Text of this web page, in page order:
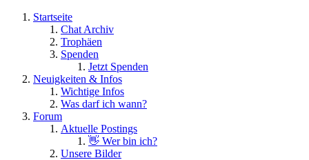
Startseite
Chat Archiv
Trophäen
Spenden
Jetzt Spenden
Neuigkeiten & Infos
Wichtige Infos
Was darf ich wann?
Forum
Aktuelle Postings
👋 Wer bin ich?
Unsere Bilder